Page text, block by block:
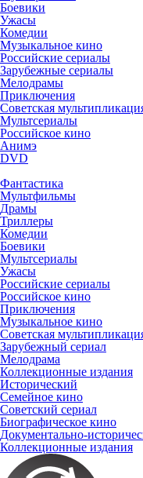
Боевики
Ужасы
Комедии
Музыкальное кино
Российские сериалы
Зарубежные сериалы
Мелодрамы
Приключения
Советская
Мультсериалы
Российское кино
Анимэ
DVD
Фантастика
Мультфильмы
Драмы
Триллеры
Комедии
Боевики
Мультсериалы
Ужасы
Российские сериалы
Российское кино
Приключения
Музыкальное кино
Советская
Зарубежный сериал
Мелодрама
Коллекционные издания
Исторический
Семейное кино
Советский сериал
Биографическое кино
Документально-
Коллекционные издания